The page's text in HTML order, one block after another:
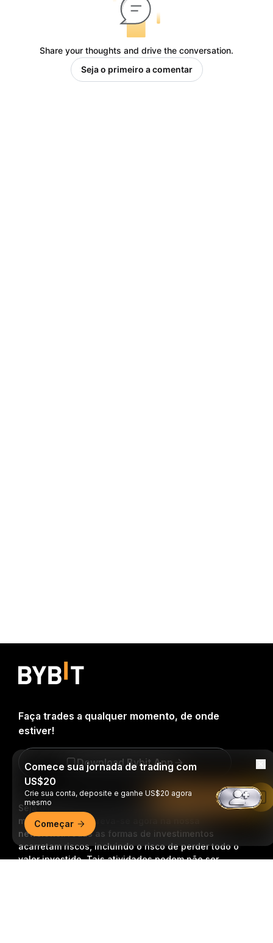
Share your thoughts and drive the conversation.
Seja o primeiro a comentar
Seja o primeiro a obter insights e análises críticas do
mundo cripto: inscreva-se agora na nossa
newsletter.
Todas as formas de investimentos
acarretam riscos, incluindo o risco de perder todo o
valor investido. Tais atividades podem não ser
Faça trades a qualquer momento, de onde
estiver!
Download Bybit App
Comece sua jornada de trading com
US$20
Crie sua conta, deposite e ganhe US$20 agora
mesmo
Começar
Leia no app da Bybit